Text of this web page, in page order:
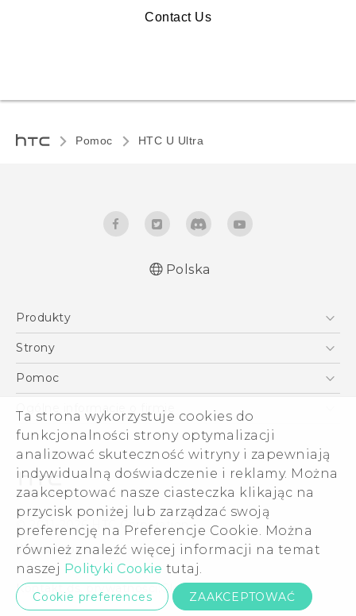
Ta strona wykorzystuje cookies do
funkcjonalności strony optymalizacji
analizować skuteczność witryny i zapewniają
indywidualną doświadczenie i reklamy. Można
zaakceptować nasze ciasteczka klikając na
przycisk poniżej lub zarządzać swoją
preferencję na Preferencje Cookie. Można
również znaleźć więcej informacji na temat
naszej Polityki Cookie tutaj.
Cookie preferences ZAAKCEPTOWAĆ
Contact Us
Pomoc HTC U Ultra‎
Polish - Wytyczne dotyczące bezpieczeństwa i
English - User manual
English - Safety and regulatory guide
Polska
Produkty
Smartfony
VIVE
Akcesoria
Strony
HTC Vive
Pomoc
Pomoc E-commerce
Ogólne informacje o firmie
ESG
Informacje o firmie
Dla inwestorów (angielski)
Cookie Preferences
Kariera
Security and Privacy Whitepaper
© 2011-2026 HTC Corporation
Warunki prawne
Kontakt ds. prywatności:Global-Privacy@htc.com